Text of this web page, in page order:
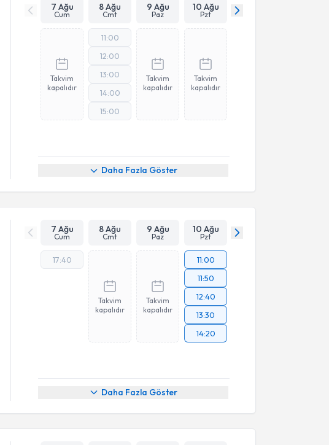
7 Ağu
Cum
8 Ağu
Cmt
9 Ağu
Paz
10 Ağu
Pzt
Takvim
kapalıdır
11:00
12:00
13:00
14:00
15:00
Takvim
kapalıdır
Takvim
kapalıdır
Daha Fazla Göster
7 Ağu
Cum
8 Ağu
Cmt
9 Ağu
Paz
10 Ağu
Pzt
17:40
Takvim
kapalıdır
Takvim
kapalıdır
11:00
11:50
12:40
13:30
14:20
Daha Fazla Göster